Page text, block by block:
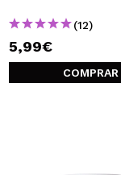
(12)
5,99€
COMPRAR